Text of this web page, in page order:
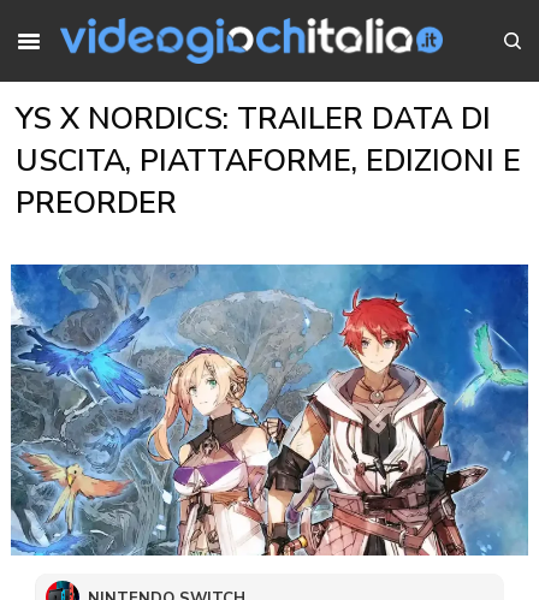
YS X NORDICS: TRAILER DATA DI
USCITA, PIATTAFORME, EDIZIONI E
PREORDER